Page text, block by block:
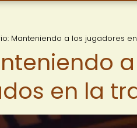
Manteniendo a los jugadores
en la